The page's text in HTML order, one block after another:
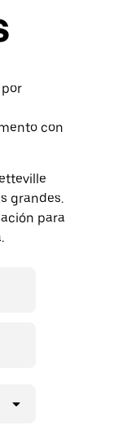
con
grandes.
para